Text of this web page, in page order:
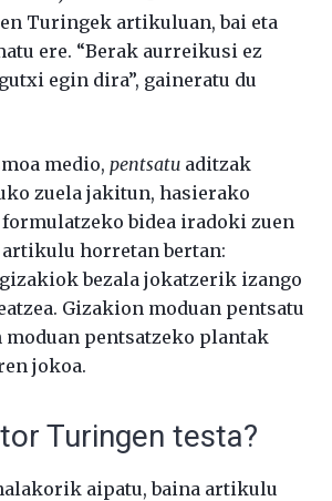
Turingek artikuluan, bai eta
ere. “Berak aurreikusi ez
egin dira”, gaineratu du
medio, pentsatu aditzak
zuela jakitun, hasierako
formulatzeko bidea iradoki zuen
horretan bertan:
bezala jokatzerik izango
Gizakion moduan pentsatu
moduan pentsatzeko plantak
jokoa.
Turingen testa?
aipatu, baina artikulu